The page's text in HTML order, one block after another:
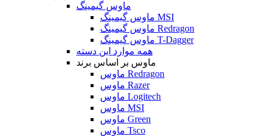
ماوس گیمینگ
ماوس گیمینگ MSI
ماوس گیمینگ Redragon
ماوس گیمینگ T-Dagger
همه موارد این دسته
ماوس بر اساس برند
ماوس Redragon
ماوس Razer
ماوس Logitech
ماوس MSI
ماوس Green
ماوس Tsco